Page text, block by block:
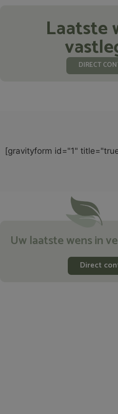
Laatste
DIRECT
[gravityform id="1"
Uw laatste wens in
Direct